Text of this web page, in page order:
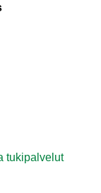
tukipalvelut